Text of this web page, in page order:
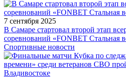
7 сентября 2025
В Самаре стартовал второй этап
соревнований «FONBET Стальная
Спортивные новости